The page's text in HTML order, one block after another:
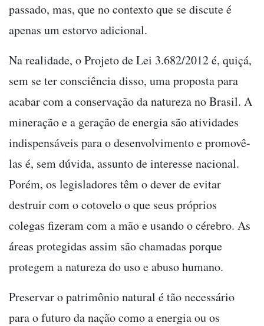
passado, mas, que no contexto que se discute é
apenas um estorvo adicional.
Na realidade, o Projeto de Lei 3.682/2012 é, quiçá,
sem se ter consciência disso, uma proposta para
acabar com a conservação da natureza no Brasil. A
mineração e a geração de energia são atividades
indispensáveis para o desenvolvimento e promovê-
las é, sem dúvida, assunto de interesse nacional.
Porém, os legisladores têm o dever de evitar
destruir com o cotovelo o que seus próprios
colegas fizeram com a mão e usando o cérebro. As
áreas protegidas assim são chamadas porque
protegem a natureza do uso e abuso humano.
Preservar o patrimônio natural é tão necessário
para o futuro da nação como a energia ou os